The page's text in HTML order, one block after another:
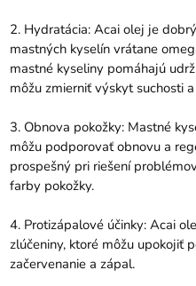
2. Hydratácia: Acai olej je
mastných kyselín vrátane
mastné kyseliny pomáhajú
môžu zmierniť výskyt suchosti
3. Obnova pokožky: Mastné
môžu podporovať obnovu a
prospešný pri riešení
farby pokožky.
4. Protizápalové účinky: Acai
zlúčeniny, ktoré môžu upokojiť
začervenanie a zápal.